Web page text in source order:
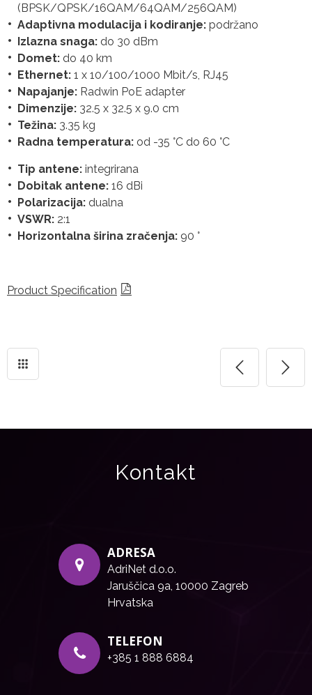
(BPSK/QPSK/16QAM/64QAM/256QAM)
Adaptivna modulacija i kodiranje: podržano
Izlazna snaga: do 30 dBm
Domet: do 40 km
Ethernet: 1 x 10/100/1000 Mbit/s, RJ45
Napajanje: Radwin PoE adapter
Dimenzije: 32.5 x 32.5 x 9.0 cm
Težina: 3.35 kg
Radna temperatura: od -35 °C do 60 °C
Tip antene: integrirana
Dobitak antene: 16 dBi
Polarizacija: dualna
VSWR: 2:1
Horizontalna širina zračenja: 90 °
Product Specification
Kontakt
ADRESA
AdriNet d.o.o.
Jaruščica 9a, 10000 Zagreb
Hrvatska
TELEFON
+385 1 888 6884